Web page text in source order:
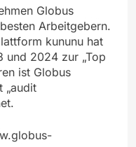
Globus
Arbeitgebern.
kununu hat
und 2024 zur „Top
ist Globus
„audit